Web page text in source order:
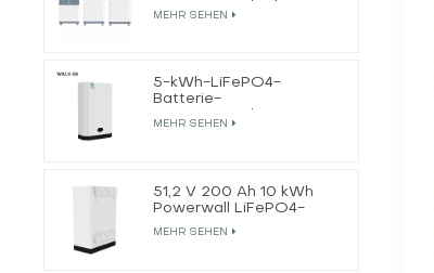
MEHR SEHEN
5-kWh-LiFePO4-
Batterie-
MEHR SEHEN
51,2 V 200 Ah 10 kWh
Powerwall LiFePO4-
Batteriehersteller
MEHR SEHEN